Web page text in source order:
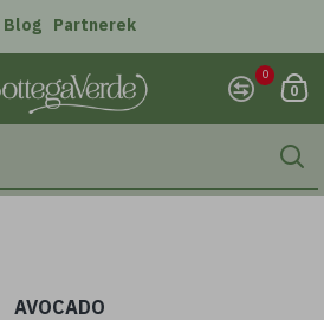
Blog Partnerek
0
0
AVOCADO